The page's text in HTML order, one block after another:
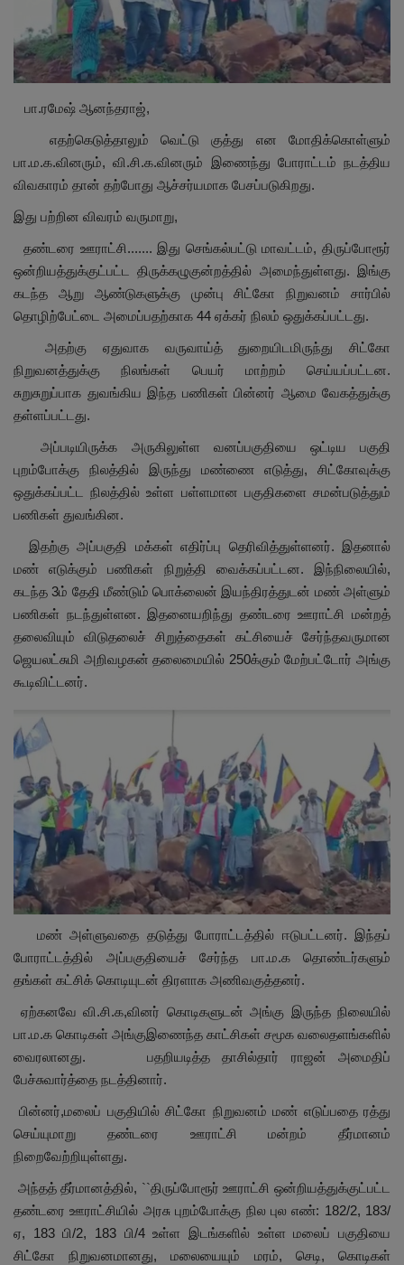
மாநிலம்
சினிமா
மூழ்கிய மருமகள்!
Contact
விளையாட்டு
கிரைம்
பா.ரமேஷ் ஆனந்தராஜ்,
எதற்கெடுத்தாலும் வெட்டு குத்து என மோதிக்கொள்ளும்
பா.ம.க.வினரும், வி.சி.க.வினரும் இணைந்து போராட்டம் நடத்திய
விவகாரம் தான் தற்போது ஆச்சர்யமாக பேசப்படுகிறது.
இது பற்றின விவரம் வருமாறு,
தண்டரை ஊராட்சி....... இது செங்கல்பட்டு மாவட்டம், திருப்போரூர்
ஒன்றியத்துக்குட்பட்ட திருக்கழுகுன்றத்தில் அமைந்துள்ளது. இங்கு
கடந்த ஆறு ஆண்டுகளுக்கு முன்பு சிட்கோ நிறுவனம் சார்பில்
தொழிற்பேட்டை அமைப்பதற்காக 44 ஏக்கர் நிலம் ஒதுக்கப்பட்டது.
அதற்கு ஏதுவாக வருவாய்த் துறையிடமிருந்து சிட்கோ
நிறுவனத்துக்கு நிலங்கள் பெயர் மாற்றம் செய்யப்பட்டன.
சுறுசுறுப்பாக துவங்கிய இந்த பணிகள் பின்னர் ஆமை வேகத்துக்கு
தள்ளப்பட்டது.
அப்படியிருக்க அருகிலுள்ள வனப்பகுதியை ஒட்டிய பகுதி
புறம்போக்கு நிலத்தில் இருந்து மண்ணை எடுத்து, சிட்கோவுக்கு
ஒதுக்கப்பட்ட நிலத்தில் உள்ள பள்ளமான பகுதிகளை சமன்படுத்தும்
பணிகள் துவங்கின.
இதற்கு அப்பகுதி மக்கள் எதிர்ப்பு தெரிவித்துள்ளனர். இதனால்
மண் எடுக்கும் பணிகள் நிறுத்தி வைக்கப்பட்டன. இந்நிலையில்,
கடந்த 3ம் தேதி மீண்டும் பொக்லைன் இயந்திரத்துடன் மண் அள்ளும்
பணிகள் நடந்துள்ளன. இதனையறிந்து தண்டரை ஊராட்சி மன்றத்
தலைவியும் விடுதலைச் சிறுத்தைகள் கட்சியைச் சேர்ந்தவருமான
ஜெயலட்சுமி அறிவழகன் தலைமையில் 250க்கும் மேற்பட்டோர் அங்கு
கூடிவிட்டனர்.
மண் அள்ளுவதை தடுத்து போராட்டத்தில் ஈடுபட்டனர். இந்தப்
போராட்டத்தில் அப்பகுதியைச் சேர்ந்த பா.ம.க தொண்டர்களும்
தங்கள் கட்சிக் கொடியுடன் திரளாக அணிவகுத்தனர்.
ஏற்கனவே வி.சி.க,வினர் கொடிகளுடன் அங்கு இருந்த நிலையில்
பா.ம.க கொடிகள் அங்குஇணைந்த காட்சிகள் சமூக வலைதளங்களில்
வைரலானது. பதறியடித்த தாசில்தார் ராஜன் அமைதிப்
பேச்சுவார்த்தை நடத்தினார்.
பின்னர்,மலைப் பகுதியில் சிட்கோ நிறுவனம் மண் எடுப்பதை ரத்து
செய்யுமாறு தண்டரை ஊராட்சி மன்றம் தீர்மானம்
நிறைவேற்றியுள்ளது.
அந்தத் தீர்மானத்தில், ``திருப்போரூர் ஊராட்சி ஒன்றியத்துக்குட்பட்ட
தண்டரை ஊராட்சியில் அரசு புறம்போக்கு நில புல எண்: 182/2, 183/
ஏ, 183 பி/2, 183 பி/4 உள்ள இடங்களில் உள்ள மலைப் பகுதியை
சிட்கோ நிறுவனமானது, மலையையும் மரம், செடி, கொடிகள்